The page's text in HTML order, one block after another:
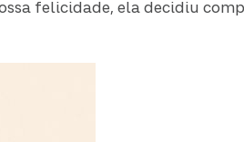
felicidade, ela decidiu